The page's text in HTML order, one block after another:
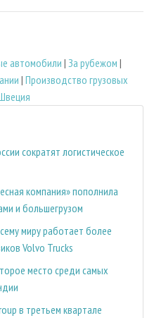
автомобили | За рубежом |
| Производство грузовых
сократят логистическое
компания» пополнила
и большегрузом
миру работает более
Volvo Trucks
место среди самых
в третьем квартале